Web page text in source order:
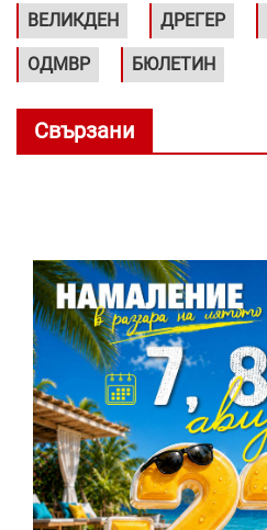
ВЕЛИКДЕН ДРЕГЕР
ОДМВР БЮЛЕТИН
Свързани